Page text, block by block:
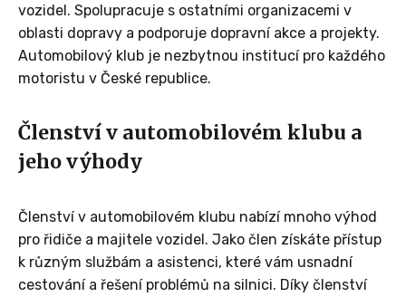
vozidel. Spolupracuje s ostatními organizacemi v
oblasti dopravy a podporuje dopravní akce a projekty.
Automobilový klub je nezbytnou institucí pro každého
motoristu v České republice.
Členství v automobilovém klubu a
jeho výhody
Členství v automobilovém klubu nabízí mnoho výhod
pro řidiče a majitele vozidel. Jako člen získáte přístup
k různým službám a asistenci, které vám usnadní
cestování a řešení problémů na silnici. Díky členství